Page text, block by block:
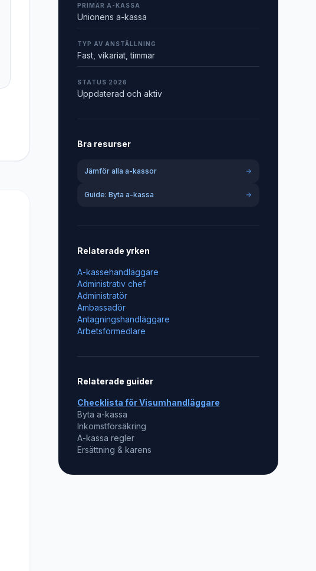
PRIMÄR A-KASSA
Unionens a-kassa
TYP AV ANSTÄLLNING
Fast, vikariat, timmar
STATUS 2026
Uppdaterad och aktiv
Bra resurser
Jämför alla a-kassor
Guide: Byta a-kassa
Relaterade yrken
A-kassehandläggare
Administrativ chef
Administratör
Ambassadör
Antagningshandläggare
Arbetsförmedlare
Relaterade guider
Checklista förVisumhandläggare
Byta a-kassa
Inkomstförsäkring
A-kassa regler
Ersättning & karens